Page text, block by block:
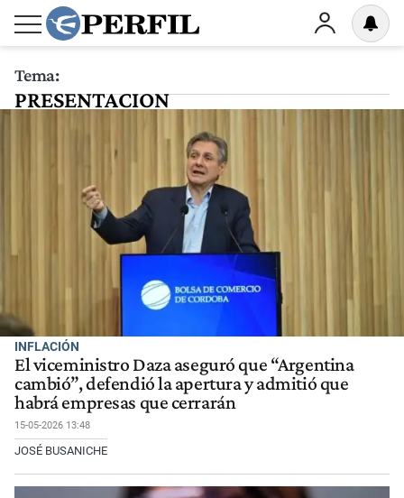
Tema:
PRESENTACION
INFLACIÓN
El viceministro Daza aseguró que “Argentina
cambió”, defendió la apertura y admitió que
habrá empresas que cerrarán
15-05-2026 13:48
JOSÉ BUSANICHE